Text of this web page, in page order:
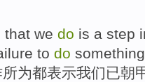
that we do is a step
to do something
为都表示我们已朝